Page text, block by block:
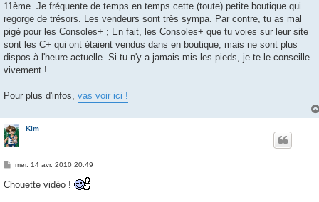
a
g
e
11ème. Je fréquente de temps en temps cette (toute) petite boutique qui
regorge de trésors. Les vendeurs sont très sympa. Par contre, tu as mal
pigé pour les Consoles+ ; En fait, les Consoles+ que tu voies sur leur site
sont les C+ qui ont étaient vendus dans en boutique, mais ne sont plus
dispos à l'heure actuelle. Si tu n'y a jamais mis les pieds, je te le conseille
vivement !
Pour plus d'infos, vas voir ici !
Kim
M
s
s
mer. 14 avr. 2010 20:49
Chouette vidéo !